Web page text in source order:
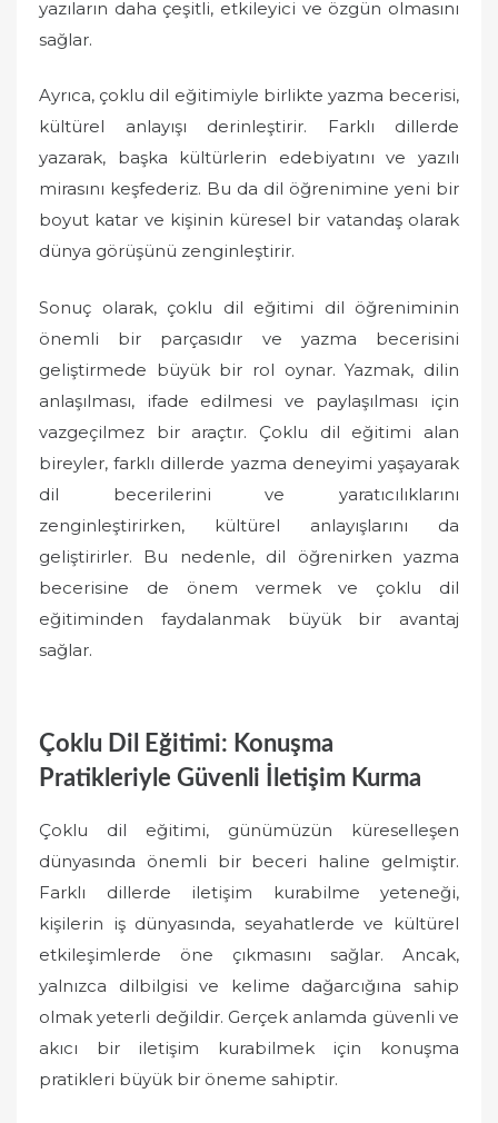
yazıların daha çeşitli, etkileyici ve özgün olmasını
sağlar.
Ayrıca, çoklu dil eğitimiyle birlikte yazma becerisi,
kültürel anlayışı derinleştirir. Farklı dillerde
yazarak, başka kültürlerin edebiyatını ve yazılı
mirasını keşfederiz. Bu da dil öğrenimine yeni bir
boyut katar ve kişinin küresel bir vatandaş olarak
dünya görüşünü zenginleştirir.
Sonuç olarak, çoklu dil eğitimi dil öğreniminin
önemli bir parçasıdır ve yazma becerisini
geliştirmede büyük bir rol oynar. Yazmak, dilin
anlaşılması, ifade edilmesi ve paylaşılması için
vazgeçilmez bir araçtır. Çoklu dil eğitimi alan
bireyler, farklı dillerde yazma deneyimi yaşayarak
dil becerilerini ve yaratıcılıklarını
zenginleştirirken, kültürel anlayışlarını da
geliştirirler. Bu nedenle, dil öğrenirken yazma
becerisine de önem vermek ve çoklu dil
eğitiminden faydalanmak büyük bir avantaj
sağlar.
Çoklu Dil Eğitimi: Konuşma
Pratikleriyle Güvenli İletişim Kurma
Çoklu dil eğitimi, günümüzün küreselleşen
dünyasında önemli bir beceri haline gelmiştir.
Farklı dillerde iletişim kurabilme yeteneği,
kişilerin iş dünyasında, seyahatlerde ve kültürel
etkileşimlerde öne çıkmasını sağlar. Ancak,
yalnızca dilbilgisi ve kelime dağarcığına sahip
olmak yeterli değildir. Gerçek anlamda güvenli ve
akıcı bir iletişim kurabilmek için konuşma
pratikleri büyük bir öneme sahiptir.